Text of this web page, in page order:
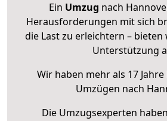
Ein Umzug nach
Herausforderungen mit sich
die Last zu erleichtern –
Unterstützung
Wir haben mehr als 17
Umzügen nach
Die Umzugsexperten haben